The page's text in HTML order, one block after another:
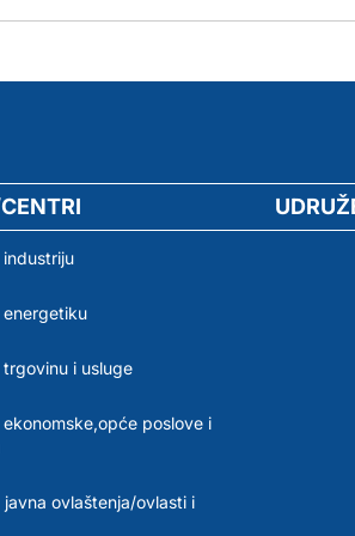
i usluge
poslove i
ovlaštenja/ovlasti i